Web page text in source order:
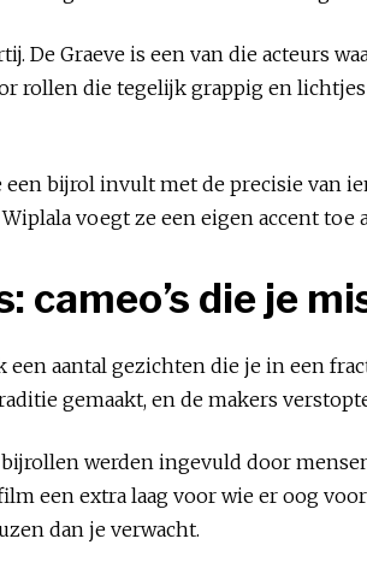
De Graeve is een van die acteurs
rollen die tegelijk grappig en
een bijrol invult met de precisie van
voegt ze een eigen accent toe
cameo’s die je
aantal gezichten die je in een
gemaakt, en de makers
werden ingevuld door
een extra laag voor wie er oog
dan je verwacht.